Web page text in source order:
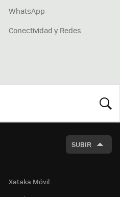
WhatsApp
Conectividad y Redes
SUBIR
Xataka Móvil